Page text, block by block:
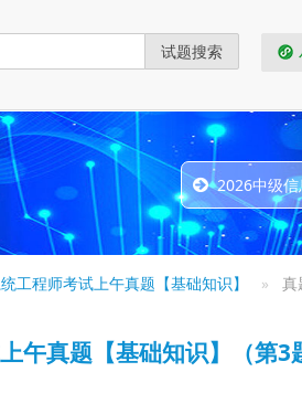
试题搜索
2026中级
工程师考试上午真题【基础知识】 真
午真题【基础知识】（第3